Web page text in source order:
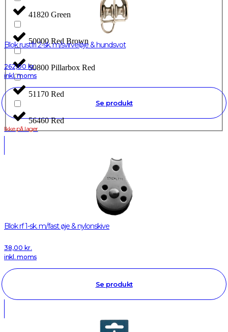
41820 Green
50000 Red Brown
50800 Pillarbox Red
51170 Red
56460 Red
Blok rustfri 2-sk. m/svirveløje & hundsvot
262,00 kr.
inkl. moms
Se produkt
Ikke på lager
Blok rf 1-sk. m/fast øje & nylonskive
38,00 kr.
inkl. moms
Se produkt